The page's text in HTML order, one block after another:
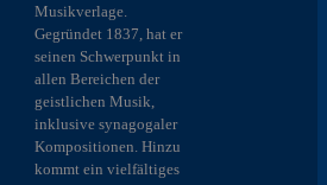
Musikverlage.
Gegründet 1837, hat er
seinen Schwerpunkt in
allen Bereichen der
geistlichen Musik,
inklusive synagogaler
Kompositionen. Hinzu
kommt ein vielfältiges